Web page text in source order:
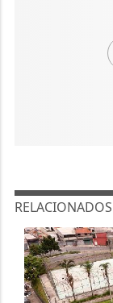
RELACIONADOS